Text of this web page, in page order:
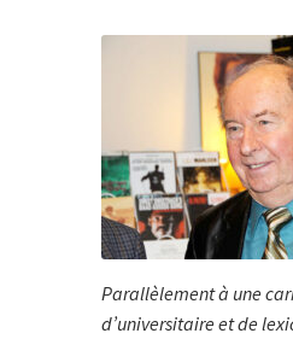
Parallèlement à une
d’universitaire et de